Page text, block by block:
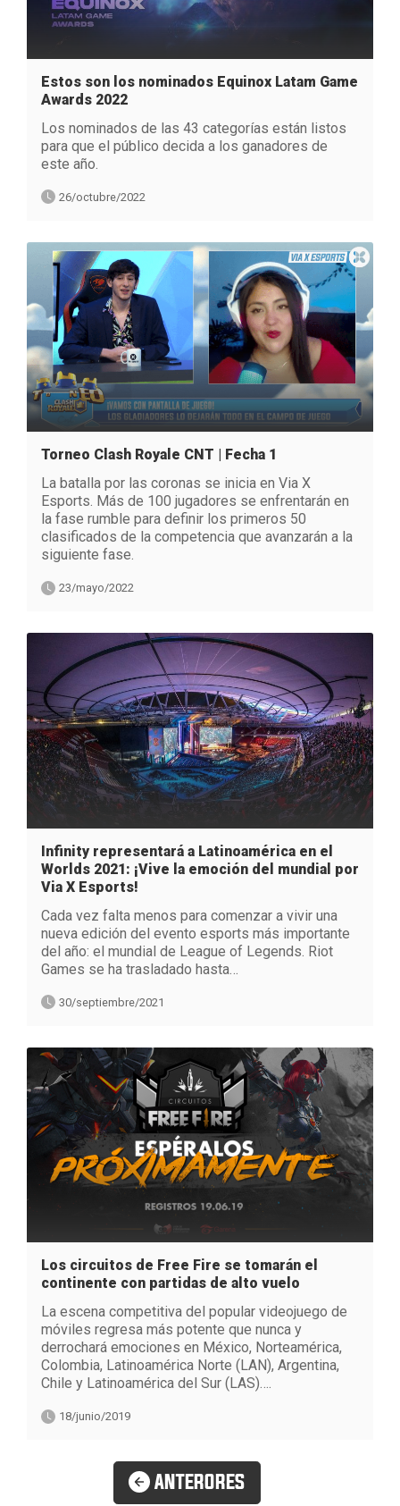
Estos son los nominados Equinox Latam Game
Awards 2022
Los nominados de las 43 categorías están listos
para que el público decida a los ganadores de
este año.
26/octubre/2022
Torneo Clash Royale CNT | Fecha 1
La batalla por las coronas se inicia en Via X
Esports. Más de 100 jugadores se enfrentarán en
la fase rumble para definir los primeros 50
clasificados de la competencia que avanzarán a la
siguiente fase.
23/mayo/2022
Infinity representará a Latinoamérica en el
Worlds 2021: ¡Vive la emoción del mundial por
Via X Esports!
Cada vez falta menos para comenzar a vivir una
nueva edición del evento esports más importante
del año: el mundial de League of Legends. Riot
Games se ha trasladado hasta…
30/septiembre/2021
Los circuitos de Free Fire se tomarán el
continente con partidas de alto vuelo
La escena competitiva del popular videojuego de
móviles regresa más potente que nunca y
derrochará emociones en México, Norteamérica,
Colombia, Latinoamérica Norte (LAN), Argentina,
Chile y Latinoamérica del Sur (LAS)….
18/junio/2019
ANTERORES